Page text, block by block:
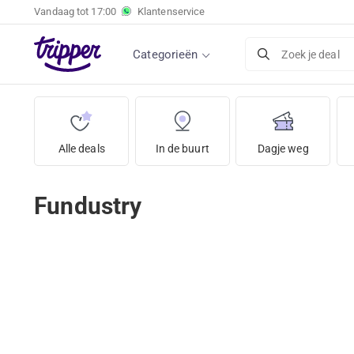
Vandaag tot 17:00 Klantenservice
Categorieën Zoek je deal
Alle deals In de buurt Dagje weg
Fundustry